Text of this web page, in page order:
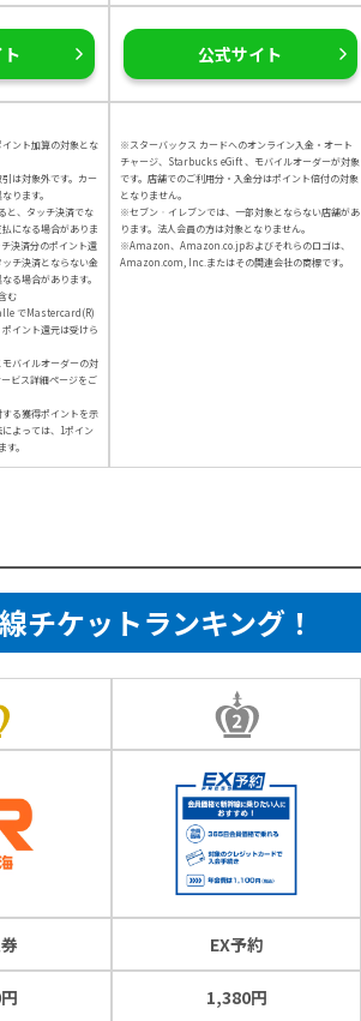
公式サイト
ント加算の対象とな
は対象外です。カー
ります。
と、タッチ決済でな
になる場合がありま
決済分のポイント還
チ決済とならない金
る場合があります。
む
でMastercard(R)
イント還元は受けら
バイルオーダーの対
ビス詳細ページをご
る獲得ポイントを示
よっては、1ポイン
。
※スターバックス カードへのオンライン入金・オート
チャージ、Starbucks eGift 、モバイルオーダーが対象
です。店舗でのご利用分・入金分はポイント倍付の対象
となりません。
※セブン‐イレブンでは、一部対象とならない店舗があ
ります。法人会員の方は対象となりません。
※Amazon、Amazon.co.jpおよびそれらのロゴは、
Amazon.com, Inc.またはその関連会社の商標です。
チケットランキング！
EX予約
1,380円